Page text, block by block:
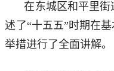
在东城区和平里
述了“十五五”时期在
举措进行了全面讲解。